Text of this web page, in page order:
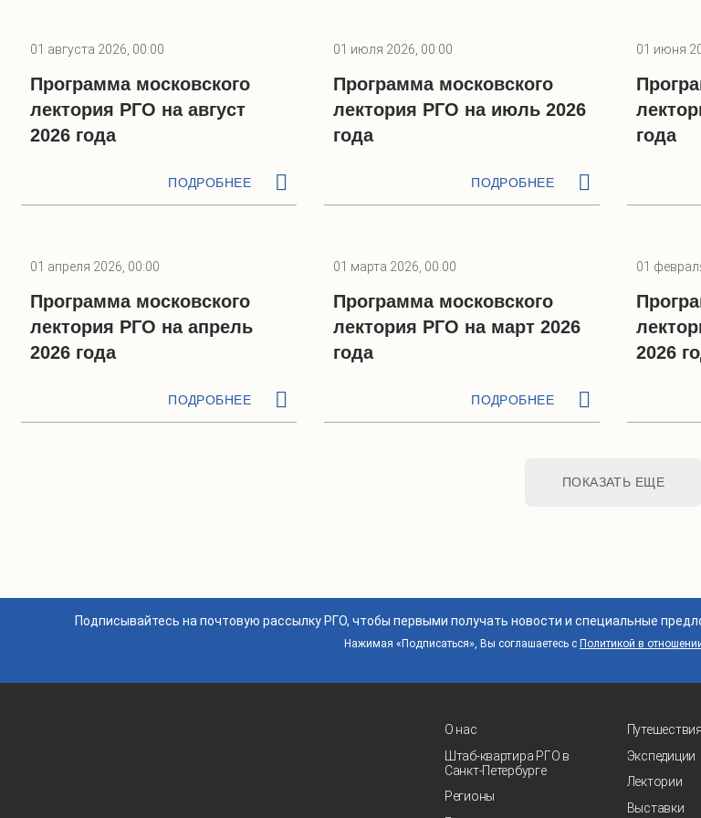
01 августа 2026, 00:00
Программа московского
лектория РГО на август
2026 года
ПОДРОБНЕЕ
01 июля 2026, 00:00
Программа московского
лектория РГО на июль 2026
года
ПОДРОБНЕЕ
01 июня
года
01 апреля 2026, 00:00
Программа московского
лектория РГО на апрель
2026 года
ПОДРОБНЕЕ
01 марта 2026, 00:00
Программа московского
лектория РГО на март 2026
года
ПОДРОБНЕЕ
01
2026
ПОКАЗАТЬ ЕЩЕ
Подписывайтесь на почтовую рассылку РГО, чтобы первыми получать новости и специальные
Нажимая «Подписаться», Вы соглашаетесь с Политикой в
О нас
Штаб-квартира РГО в
Санкт‑Петербурге
Регионы
Путешествия
Экспедиции
Лектории
Выставки